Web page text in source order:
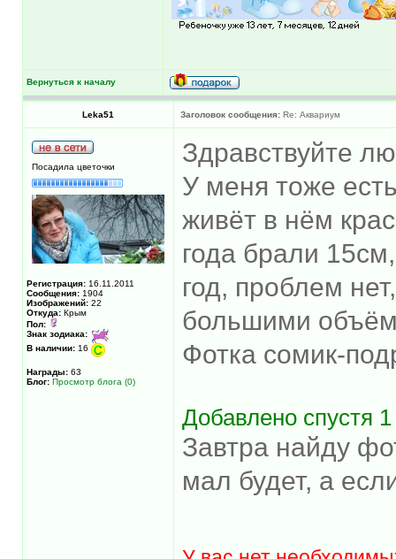
Вернуться к началу
Leka51 Заголовок сообщения: Re: Аквариум
Посадила цветочки
Регистрация: 16.11.2011
Сообщения: 1904
Изображений: 22
Откуда: Крым
Пол:
Знак зодиака:
В наличии: 16
Награды: 63
Блог: Просмотр блога (0)
Здравствуйте
У меня тоже
живёт в нём
года брали
год, проблем
большими
Фотка сомик-
Добавлено спустя
Завтра найду
мал будет, а